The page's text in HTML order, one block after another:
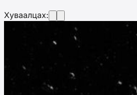
Хуваалцах: